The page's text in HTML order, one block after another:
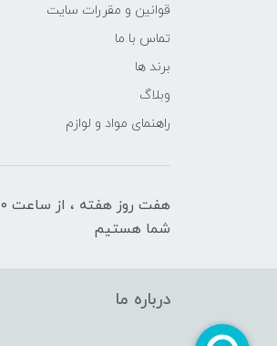
قوانین و مقررات سایت
تماس با ما
برند ها
وبلاگ
راهنمای مواد و لوازم
شما هستیم
درباره ما